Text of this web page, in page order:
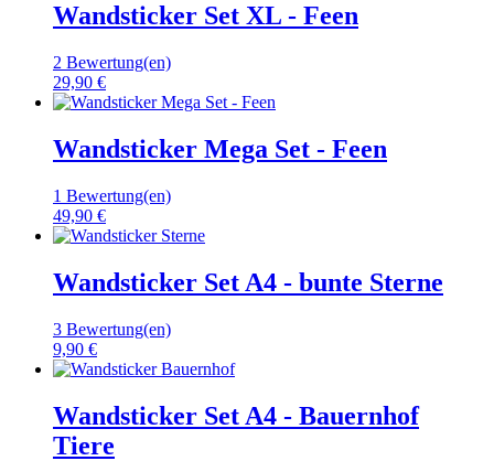
Wandsticker Set XL - Feen
2 Bewertung(en)
29,90 €
Wandsticker Mega Set - Feen
1 Bewertung(en)
49,90 €
Wandsticker Set A4 - bunte Sterne
3 Bewertung(en)
9,90 €
Wandsticker Set A4 - Bauernhof
Tiere